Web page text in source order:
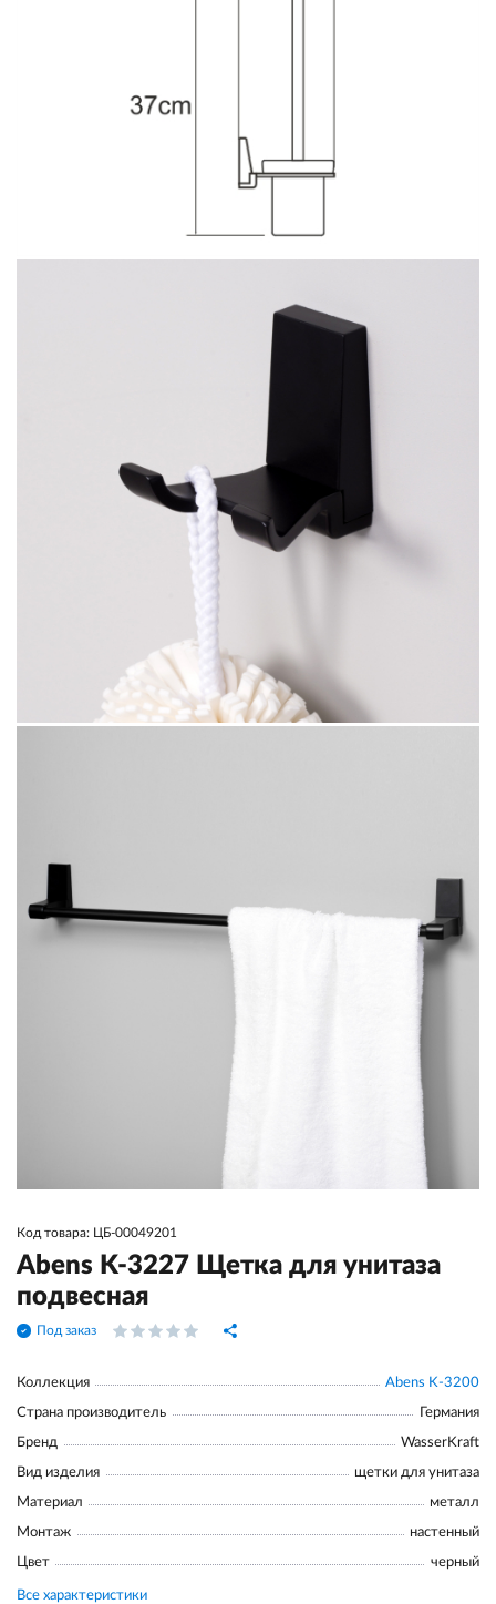
Код товара: ЦБ-00049201
Abens K-3227 Щетка для унитаза
подвесная
Под заказ
Коллекция Abens K-3200
Страна производитель Германия
Бренд WasserKraft
Вид изделия щетки для унитаза
Материал металл
Монтаж настенный
Цвет черный
Все характеристики